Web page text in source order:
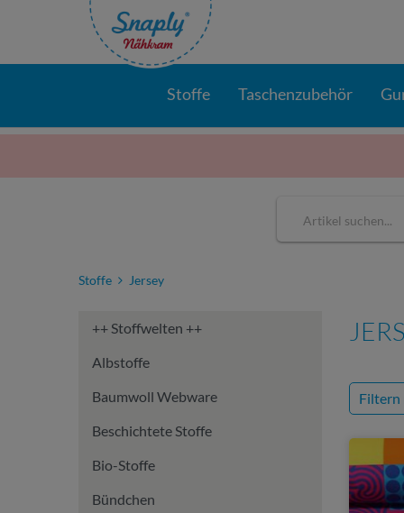
Stoffe Taschenzubehör
Stoffe Jersey
++ Stoffwelten ++
Albstoffe
Baumwoll Webware
Beschichtete Stoffe
Bio-Stoffe
Bündchen
Filtern